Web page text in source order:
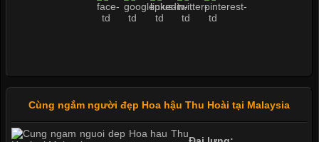
Cùng ngắm người đẹp Hoa hậu Thu Hoài tại Malaysia